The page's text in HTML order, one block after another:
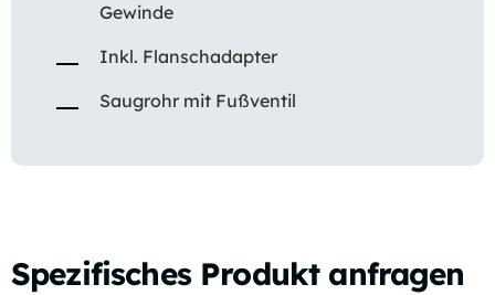
Gewinde
Inkl. Flanschadapter
Saugrohr mit Fußventil
Spezifisches Produkt anfragen